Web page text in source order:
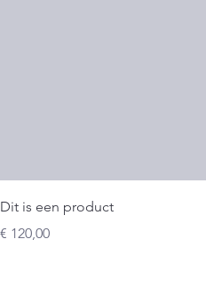
Dit is een product
Prijs
€ 120,00